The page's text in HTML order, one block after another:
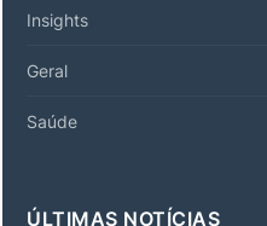
Insights
Geral
Saúde
ÚLTIMAS NOTÍCIAS